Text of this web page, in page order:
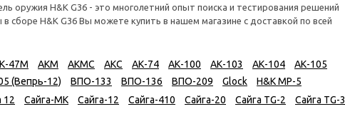
оружия H&K G36 - это многолетний опыт поиска и тестирования решений
сборе H&K G36 Вы можете купить в нашем магазине с доставкой по всей
47М АКМ АКМС АКС АК-74 АК-100 АК-103 АК-104
АК-105
(Вепрь-12) ВПО-133 ВПО-136 ВПО-209 Glock H&K MP-5
12 Сайга-МК Сайга-12 Сайга-410 Сайга-20 Сайга TG-2
Сайга TG-3